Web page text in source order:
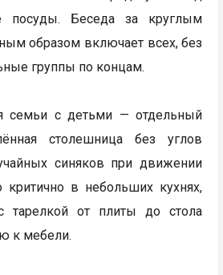
посуды. Беседа за круглым
образом включает всех, без
группы по концам.
семьи с детьми — отдельный
столешница без углов
синяков при движении
критично в небольших кухнях,
тарелкой от плиты до стола
к мебели.